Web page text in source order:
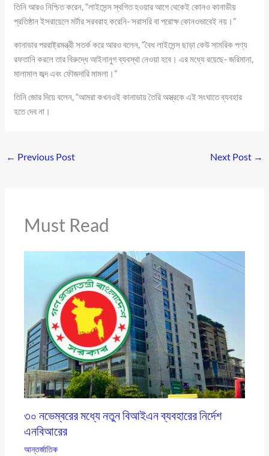
তিনি আরও নিশ্চিত করেন, “লাইসেন্স স্থগিত হওয়ার আগে থেকেই কোনও কানাডীয়
প্রতিষ্ঠান ইসরায়েলে মর্টার সরবরাহ করেনি- সরাসরি বা পরোক্ষ কোনওভাবেই নয়।”
কানাডার পররাষ্ট্রমন্ত্রী সতর্ক করে আরও বলেন, “বৈধ লাইসেন্স ছাড়া কেউ সামরিক পণ্য
রফতানি করলে তার বিরুদ্ধে আইনানুগ ব্যবস্থা নেওয়া হবে। এর মধ্যে রয়েছে- জরিমানা,
মালামাল জব্দ এবং ফৌজদারি মামলা।”
তিনি জোর দিয়ে বলেন, “আমরা কখনওই কানাডায় তৈরি অস্ত্রকে এই সংঘাতে ব্যবহার
হতে দেব না।
← Previous Post Next Post →
Must Read
৩০ নভেম্বরের মধ্যে নতুন বিআইএন ব্যবহারের নির্দেশ
এনবিআরের
আন্তর্জাতিক